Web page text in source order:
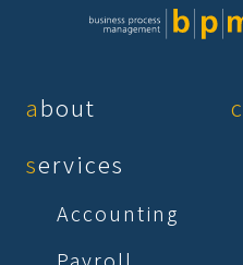
about
services
Accounting